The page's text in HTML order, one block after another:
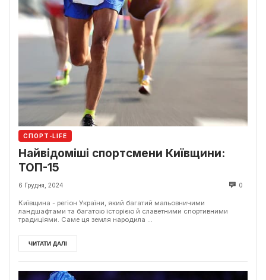
СПОРТ-LIFE
Найвідоміші спортсмени Київщини:
ТОП-15
6 Грудня, 2024 0
Київщина - регіон України, який багатий мальовничими
ландшафтами та багатою історією й славетними спортивними
традиціями. Саме ця земля народила ...
ЧИТАТИ ДАЛІ